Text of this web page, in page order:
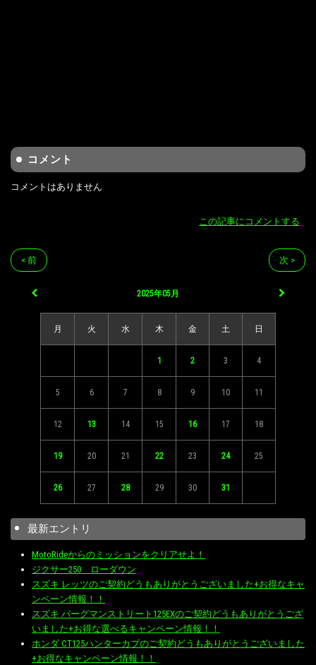
コメント
コメントはありません
この記事にコメントする
< 前 次 >
2025年05月
月 火 水 木 金 土 日
1 2 3 4
5 6 7 8 9 10 11
12 13 14 15 16 17 18
19 20 21 22 23 24 25
26 27 28 29 30 31
最新エントリ
MotoRideからのミッションをクリアせよ！
ジクサー250 ローダウン
スズキ レッツのご契約どうもありがとうございました+お得なキャ
ンペーン情報！！
スズキ バーグマンストリート125EXのご契約どうもありがとうござ
いました+お得な選べるキャンペーン情報！！
ホンダ CT125ハンターカブのご契約どうもありがとうございました
+お得なキャンペーン情報！！